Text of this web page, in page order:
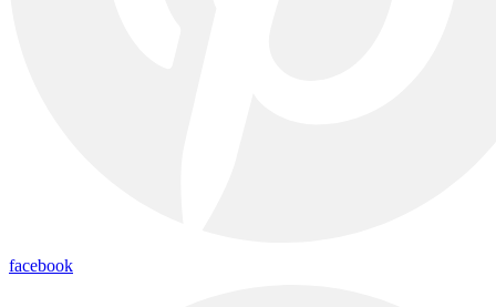
facebook